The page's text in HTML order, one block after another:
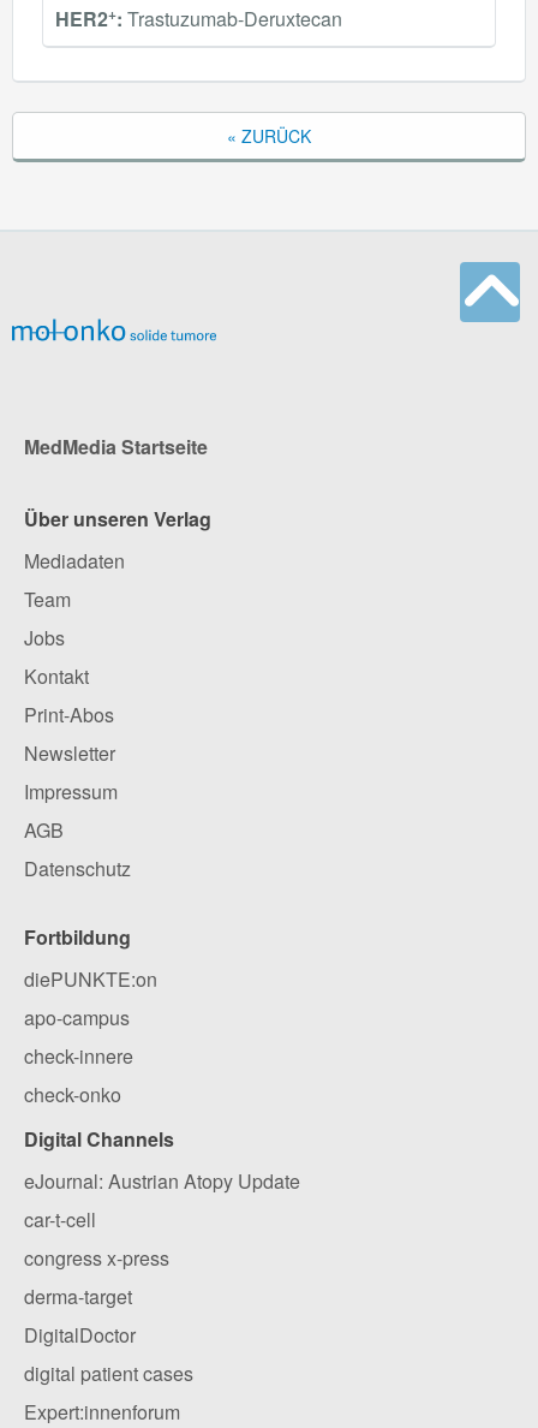
HER2+: Trastuzumab-Deruxtecan
« ZURÜCK
MedMedia Startseite
Über unseren Verlag
Mediadaten
Team
Jobs
Kontakt
Print-Abos
Newsletter
Impressum
AGB
Datenschutz
Fortbildung
diePUNKTE:on
apo-campus
check-innere
check-onko
Digital Channels
eJournal: Austrian Atopy Update
car-t-cell
congress x-press
derma-target
DigitalDoctor
digital patient cases
Expert:innenforum